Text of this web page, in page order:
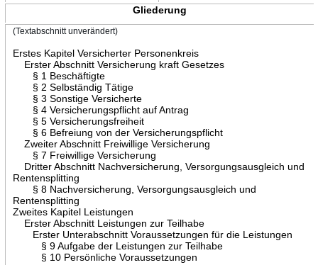
Gliederung
(Textabschnitt unverändert)
Erstes Kapitel Versicherter Personenkreis
Erster Abschnitt Versicherung kraft Gesetzes
§ 1 Beschäftigte
§ 2 Selbständig Tätige
§ 3 Sonstige Versicherte
§ 4 Versicherungspflicht auf Antrag
§ 5 Versicherungsfreiheit
§ 6 Befreiung von der Versicherungspflicht
Zweiter Abschnitt Freiwillige Versicherung
§ 7 Freiwillige Versicherung
Dritter Abschnitt Nachversicherung, Versorgungsausgleich und
Rentensplitting
§ 8 Nachversicherung, Versorgungsausgleich und
Rentensplitting
Zweites Kapitel Leistungen
Erster Abschnitt Leistungen zur Teilhabe
Erster Unterabschnitt Voraussetzungen für die Leistungen
§ 9 Aufgabe der Leistungen zur Teilhabe
§ 10 Persönliche Voraussetzungen